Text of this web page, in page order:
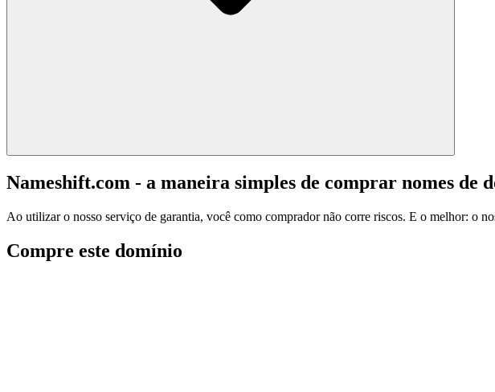
Nameshift.com - a maneira simples de comprar nomes de
Ao utilizar o nosso serviço de garantia, você como comprador não corre riscos. E o melhor: o
Compre este domínio